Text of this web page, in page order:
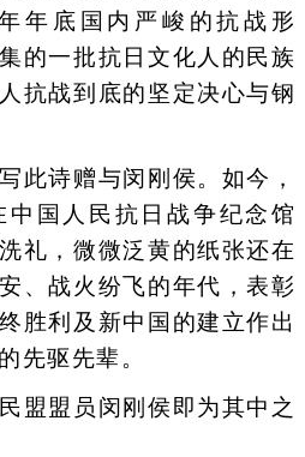
年底国内严峻的抗战形
的一批抗日文化人的民族
抗战到底的坚定决心与钢
诗赠与闵刚侯。如今，
国人民抗日战争纪念馆
礼，微微泛黄的纸张还在
、战火纷飞的年代，表彰
胜利及新中国的建立作出
先驱先辈。
盟员闵刚侯即为其中之